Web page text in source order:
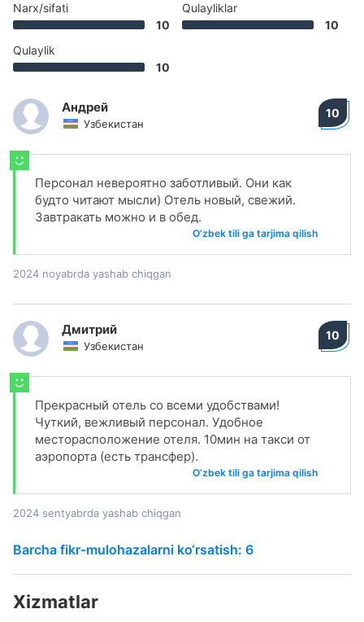
Narx/sifati
10
Qulaylik
10
Qulayliklar
10
Андрей
Узбекистан
10
Персонал невероятно заботливый. Они как
будто читают мысли) Отель новый, свежий.
Завтракать можно и в обед.
O‘zbek tili ga tarjima qilish
2024 noyabrda yashab chiqgan
Дмитрий
Узбекистан
10
Прекрасный отель со всеми удобствами!
Чуткий, вежливый персонал. Удобное
месторасположение отеля. 10мин на такси от
аэропорта (есть трансфер).
O‘zbek tili ga tarjima qilish
2024 sentyabrda yashab chiqgan
Barcha fikr-mulohazalarni ko‘rsatish: 6
Xizmatlar